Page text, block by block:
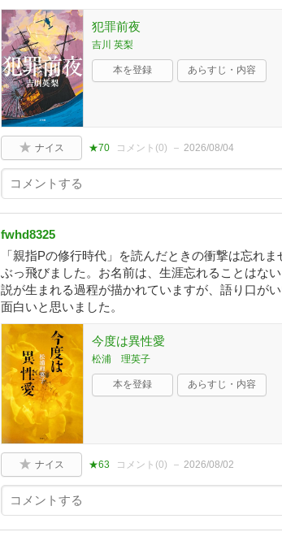
犯罪前夜
吉川 英梨
本を登録 あらすじ・内容
ナイス ★70 コメント(0) 2026/08/04
fwhd8325
「親指Pの修行時代」を読んだときの衝撃は忘れ
ぶっ飛びました。お名前は、生涯忘れることはな
説が生まれる過程が描かれていますが、語り口が
面白いと思いました。
今度は異性愛
松浦 理英子
本を登録 あらすじ・内容
ナイス ★63 コメント(0) 2026/08/02